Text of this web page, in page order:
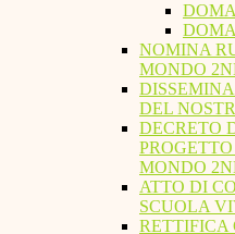
NOMINA
MONDO
DEL
DECRETO
MONDO
ATTO DI
SCUOLA
RETTIFICA